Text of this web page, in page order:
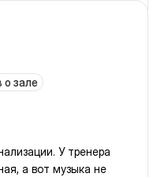
зале
У тренера
а вот музыка не